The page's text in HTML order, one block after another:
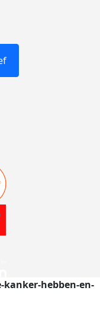
hebben-en-